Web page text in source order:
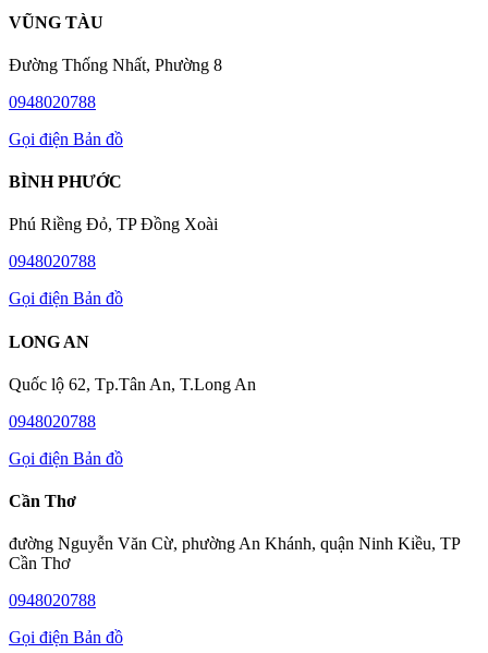
VŨNG TÀU
Đường Thống Nhất, Phường 8
0948020788
Gọi điện Bản đồ
BÌNH PHƯỚC
Phú Riềng Đỏ, TP Đồng Xoài
0948020788
Gọi điện Bản đồ
LONG AN
Quốc lộ 62, Tp.Tân An, T.Long An
0948020788
Gọi điện Bản đồ
Cần Thơ
đường Nguyễn Văn Cừ, phường An Khánh, quận Ninh Kiều, TP
Cần Thơ
0948020788
Gọi điện Bản đồ